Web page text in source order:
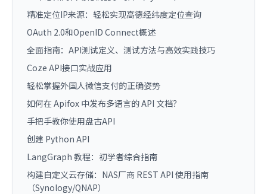
精准定位IP来源：轻松实现高德经纬度定位查询
OAuth 2.0和OpenID Connect概述
全面指南：API测试定义、测试方法与高效实践技巧
Coze API接口实战应用
轻松掌握外国人微信支付的正确姿势
如何在 Apifox 中发布多语言的 API 文档？
手把手教你使用盘古API
创建 Python API
LangGraph 教程：初学者综合指南
构建自定义云存储：NAS厂商 REST API 使用指南
（Synology/QNAP）